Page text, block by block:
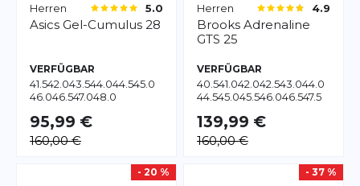
Herren 5.0
Asics Gel-Cumulus 28
VERFÜGBAR
41.542.043.544.044.545.0
46.046.547.048.0
95,99 €
160,00 €
Herren 4.9
Brooks Adrenaline
GTS 25
VERFÜGBAR
40.541.042.042.543.044.0
44.545.045.546.046.547.5
139,99 €
160,00 €
- 20 % - 37 %